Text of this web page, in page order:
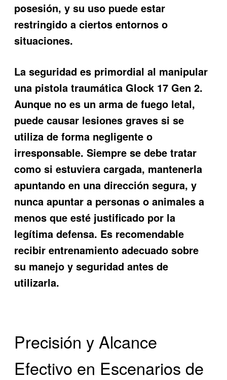
posesión, y su uso puede estar
restringido a ciertos entornos o
situaciones.
La seguridad es primordial al manipular
una pistola traumática Glock 17 Gen 2.
Aunque no es un arma de fuego letal,
puede causar lesiones graves si se
utiliza de forma negligente o
irresponsable. Siempre se debe tratar
como si estuviera cargada, mantenerla
apuntando en una dirección segura, y
nunca apuntar a personas o animales a
menos que esté justificado por la
legítima defensa. Es recomendable
recibir entrenamiento adecuado sobre
su manejo y seguridad antes de
utilizarla.
Precisión y Alcance
Efectivo en Escenarios de